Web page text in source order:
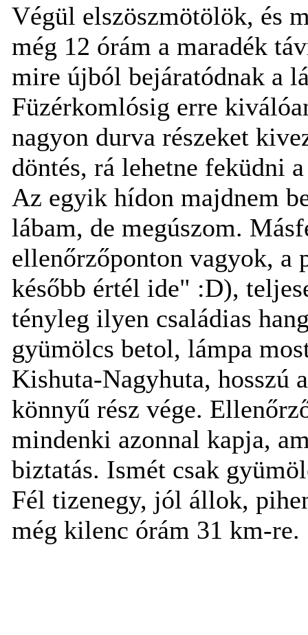
Végül elszöszmötölök, és
még 12 órám a maradék
mire újból bejáratódnak a
Füzérkomlósig erre
nagyon durva részeket
döntés, rá lehetne feküdni
Az egyik hídon majdnem
lábam, de megúszom.
ellenőrzőponton vagyok, a
később értél ide" :D),
tényleg ilyen családias
gyümölcs betol, lámpa
Kishuta-Nagyhuta, hosszú
könnyű rész vége.
mindenki azonnal kapja,
biztatás. Ismét csak
Fél tizenegy, jól állok,
még kilenc órám 31 km-re.